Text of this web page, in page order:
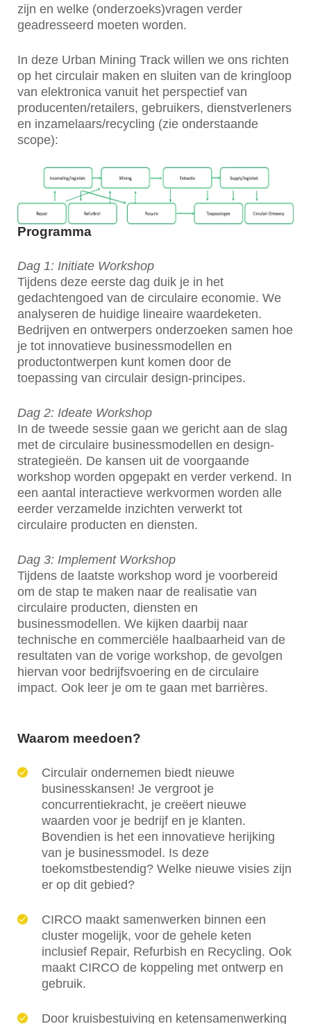
zijn en welke (onderzoeks)vragen verder
geadresseerd moeten worden.
In deze Urban Mining Track willen we ons richten
op het circulair maken en sluiten van de kringloop
van elektronica vanuit het perspectief van
producenten/retailers, gebruikers, dienstverleners
en inzamelaars/recycling (zie onderstaande
scope):
Programma
Dag 1: Initiate Workshop
Tijdens deze eerste dag duik je in het
gedachtengoed van de circulaire economie. We
analyseren de huidige lineaire waardeketen.
Bedrijven en ontwerpers onderzoeken samen hoe
je tot innovatieve businessmodellen en
productontwerpen kunt komen door de
toepassing van circulair design-principes.
Dag 2: Ideate Workshop
In de tweede sessie gaan we gericht aan de slag
met de circulaire businessmodellen en design-
strategieën. De kansen uit de voorgaande
workshop worden opgepakt en verder verkend. In
een aantal interactieve werkvormen worden alle
eerder verzamelde inzichten verwerkt tot
circulaire producten en diensten.
Dag 3: Implement Workshop
Tijdens de laatste workshop word je voorbereid
om de stap te maken naar de realisatie van
circulaire producten, diensten en
businessmodellen. We kijken daarbij naar
technische en commerciële haalbaarheid van de
resultaten van de vorige workshop, de gevolgen
hiervan voor bedrijfsvoering en de circulaire
impact. Ook leer je om te gaan met barrières.
Waarom meedoen?
Circulair ondernemen biedt nieuwe
businesskansen! Je vergroot je
concurrentiekracht, je creëert nieuwe
waarden voor je bedrijf en je klanten.
Bovendien is het een innovatieve herijking
van je businessmodel. Is deze
toekomstbestendig? Welke nieuwe visies zijn
er op dit gebied?
CIRCO maakt samenwerken binnen een
cluster mogelijk, voor de gehele keten
inclusief Repair, Refurbish en Recycling. Ook
maakt CIRCO de koppeling met ontwerp en
gebruik.
Door kruisbestuiving en ketensamenwerking